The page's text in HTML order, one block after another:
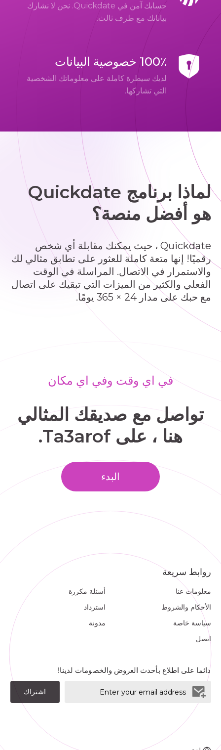
حسابك آمن في Quickdate. نحن لا نشارك
بياناتك مع طرف ثالث.
100٪ خصوصية البيانات
لديك سيطرة كاملة على معلوماتك الشخصية
التي تشاركها.
لماذا برنامج Quickdate
هو أفضل منصة؟
Quickdate ، حيث يمكنك مقابلة أي شخص
رقميًا! إنها متعة كاملة للعثور على تطابق مثالي لك
والاستمرار في الاتصال. المراسلة في الوقت
الفعلي والكثير من الميزات التي تبقيك على اتصال
مع حبك على مدار 24 × 365 يومًا.
في اي وقت وفي اي مكان
تواصل مع صديقك المثالي
هنا ، على Ta3arof.
البدء
روابط سريعة
معلومات عنا
الأحكام والشروط
سياسة خاصة
اتصل
أسئلة مكررة
استرداد
مدونة
دائما على اطلاع بأحدث العروض والخصومات لدينا!
اشتراك